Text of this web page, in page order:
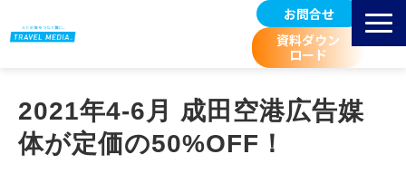
お問合せ
資料ダウン
ロード
選ばれる理由
掲載先 空港一覧
2021年4-6月 成田空港広告媒
体が定価の50%OFF！